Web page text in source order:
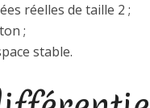
réelles de taille 2 ;
;
stable.